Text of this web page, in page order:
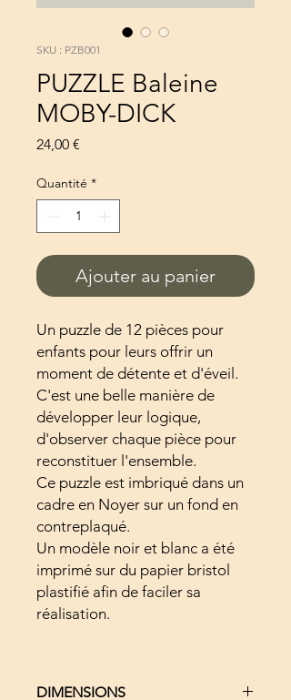
SKU : PZB001
PUZZLE Baleine
MOBY-DICK
24,00 €
Quantité *
Ajouter au panier
Un puzzle de 12 pièces pour
enfants pour leurs offrir un
moment de détente et d'éveil.
C'est une belle manière de
développer leur logique,
d'observer chaque pièce pour
reconstituer l'ensemble.
Ce puzzle est imbriqué dans un
cadre en Noyer sur un fond en
contreplaqué.
Un modèle noir et blanc a été
imprimé sur du papier bristol
plastifié afin de faciler sa
réalisation.
DIMENSIONS